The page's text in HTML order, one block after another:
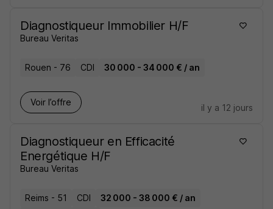
Diagnostiqueur Immobilier H/F
Bureau Veritas
Rouen - 76 CDI 30 000 - 34 000 € / an
Voir l’offre
il y a 12 jours
Diagnostiqueur en Efficacité
Energétique H/F
Bureau Veritas
Reims - 51 CDI 32 000 - 38 000 € / an